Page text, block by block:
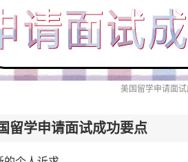
美国留学申请面
留学申请面试成功要点